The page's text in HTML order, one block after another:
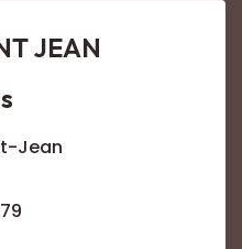
JEAN
Jean